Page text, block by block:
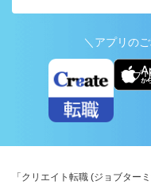
＼アプリの
アプ
「クリエイト転職 (ジョブター